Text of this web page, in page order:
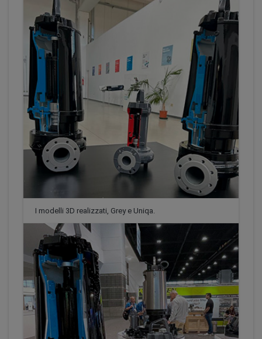
I modelli 3D realizzati, Grey e Uniqa.